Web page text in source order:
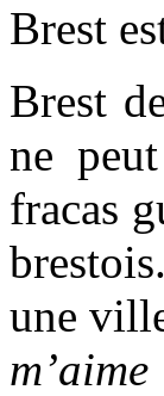
Brest
Brest
ne
fracas
une
m’aime